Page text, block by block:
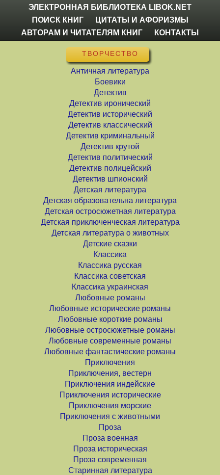
ЭЛЕКТРОННАЯ БИБЛИОТЕКА LIBOK.NET
ПОИСК КНИГ
ЦИТАТЫ И АФОРИЗМЫ
АВТОРАМ И ЧИТАТЕЛЯМ КНИГ
КОНТАКТЫ
ТВОРЧЕСТВО
Античная литература
Боевики
Детектив
Детектив иронический
Детектив исторический
Детектив классический
Детектив криминальный
Детектив крутой
Детектив политический
Детектив полицейский
Детектив шпионский
Детская литература
Детская образовательна литература
Детская остросюжетная литература
Детская приключенческая литература
Детская литература о животных
Детские сказки
Классика
Классика русская
Классика советская
Классика украинская
Любовные романы
Любовные исторические романы
Любовные короткие романы
Любовные остросюжетные романы
Любовные современные романы
Любовные фантастические романы
Приключения
Приключения, вестерн
Приключения индейские
Приключения исторические
Приключения морские
Приключения с животными
Проза
Проза военная
Проза историческая
Проза современная
Старинная литература